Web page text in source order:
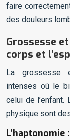
faire
des douleurs
Grossesse
corps et
La grossesse
intenses où le
celui de l’enfant.
physique sont